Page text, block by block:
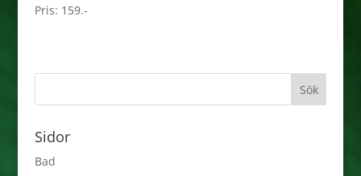
Pris: 159.-
Sidor
Bad